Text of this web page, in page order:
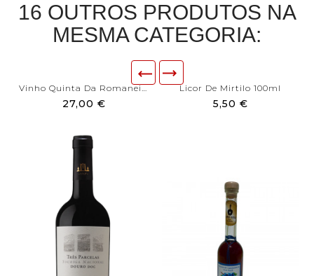
16 OUTROS PRODUTOS NA
MESMA CATEGORIA:
Vinho Quinta Da Romaneira 3...
27,00 €
Licor De Mirtilo 100ml
5,50 €